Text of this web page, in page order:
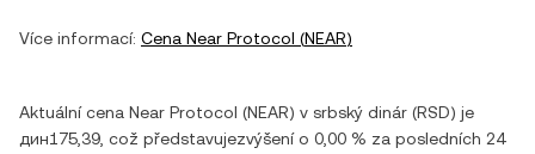
Více informací: Cena Near Protocol (NEAR)
Aktuální cena Near Protocol (NEAR) v srbský dinár (RSD) je
дин175,39 , což představujezvýšenío 0,00 % za posledních 24